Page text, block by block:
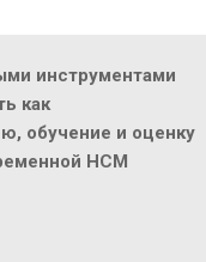
инструментами
как
обучение и оценку
HCM